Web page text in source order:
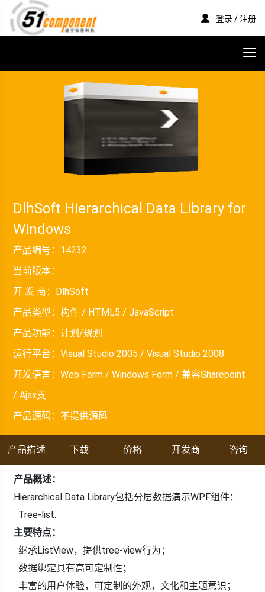
登录 / 注册
DlhSoft Hierarchical Data Library for
Windows
产品编号： 14232
当前版本：
开 发 商： DlhSoft
产品类型：构件 / HTML5 / JavaScript
产品功能：计划/规划
运行平台：Visual Studio 2005 / Visual Studio 2008
开发语言：Web Form / Windows Form / 兼容Sharepoint
/ Ajax支
产品源码： 不提供源码
产品描述 下载 价格 开发商 咨询
产品概述：
Hierarchical Data Library包括分层数据演示WPF组件：
Tree-list.
主要特点：
继承ListView，提供tree-view行为；
数据绑定具有高可定制性；
丰富的用户体验，可定制的外观，文化和主题意识；